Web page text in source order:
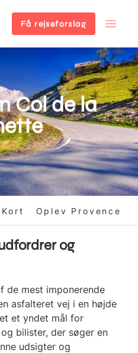
Få rejseforslag
Col de la
Kort Oplev Provence
og
de mest imponerende
asfalteret vej i en højde
et yndet mål for
bilister, der søger en
udsigter og